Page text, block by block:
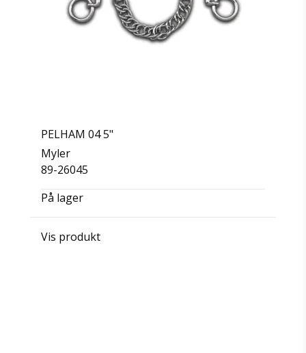
PELHAM 04 5"
Myler
89-26045
På lager
Vis produkt